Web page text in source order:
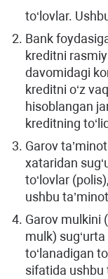
to‘lovlar.
Bank
kreditni
davomidagi
kreditni o‘z
hisoblangan
kreditning
Garov
xataridan
to‘lovlar
ushbu
Garov mulkini
mulk)
to‘lanadigan
sifatida ushbu